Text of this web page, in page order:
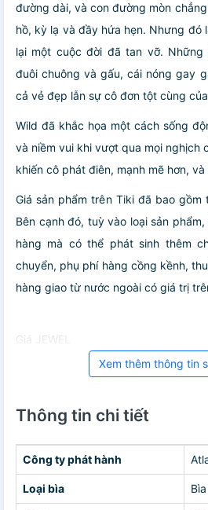
đường dài, và con đường mòn
hồ, kỳ lạ và đầy hứa hẹn. Nhưng đó
lại một cuộc đời đã tan vỡ. Những
đuôi chuông và gấu, cái nóng gay
cả vẻ đẹp lẫn sự cô đơn tột cùng
Wild đã khắc họa một cách sống
và niềm vui khi vượt qua mọi nghịch
khiến cô phát điên, mạnh mẽ hơn,
Giá sản phẩm trên Tiki đã bao gồm
Bên cạnh đó, tuỳ vào loại sản
hàng mà có thể phát sinh thêm
chuyển, phụ phí hàng cồng kềnh,
hàng giao từ nước ngoài có giá trị
Giá JEWEL
Xem thêm thông tin
Thông tin chi tiết
Công ty phát hành
Loại bìa